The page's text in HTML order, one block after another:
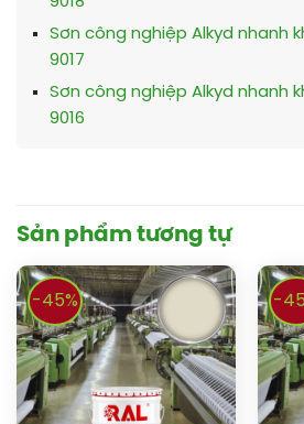
Sơn công nghiệp Alkyd nhanh
9017
Sơn công nghiệp Alkyd nhanh
9016
Sản phẩm tương tự
-45% -